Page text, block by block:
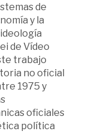
de
y la
de Vídeo
trabajo
no oficial
1975 y
oficiales
política